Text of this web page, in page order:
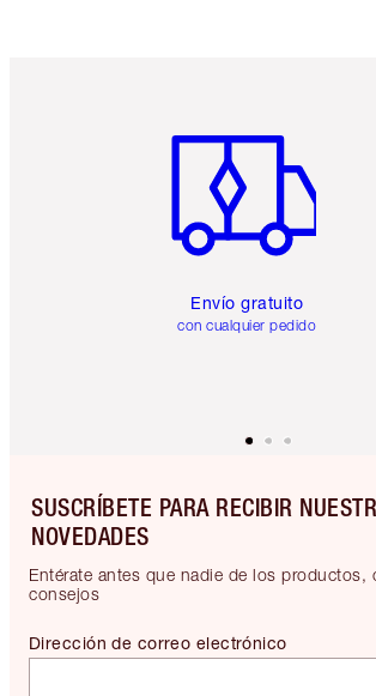
Envío gratuito
con cualquier pedido
SUSCRÍBETE PARA RECIBIR
NOVEDADES
Entérate antes que nadie de los productos,
consejos
Dirección de correo electrónico